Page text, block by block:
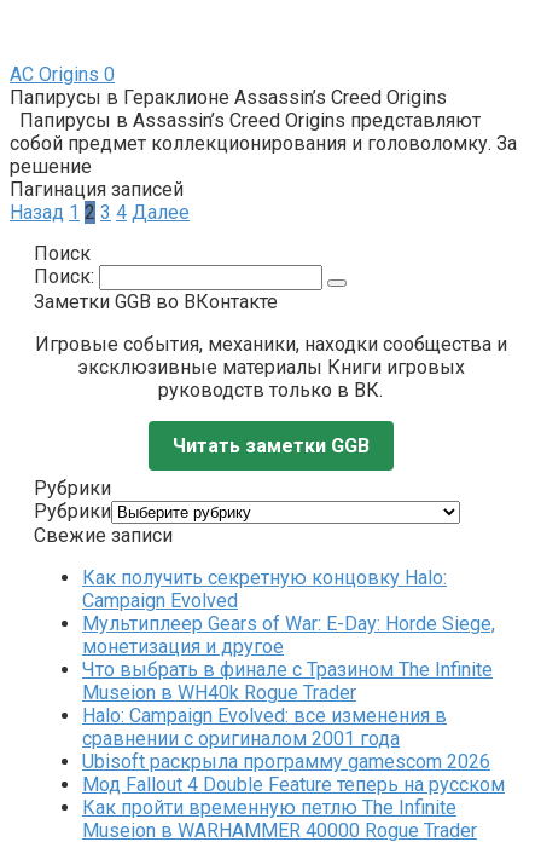
AС Origins 0
Папирусы в Гераклионе Assassin’s Creed Origins
Папирусы в Assassin’s Creed Origins представляют
собой предмет коллекционирования и головоломку. За
решение
Пагинация записей
Назад 1 2 3 4 Далее
Поиск
Поиск:
Заметки GGB во ВКонтакте
Игровые события, механики, находки сообщества и
эксклюзивные материалы Книги игровых
руководств только в ВК.
Читать заметки GGB
Рубрики
Рубрики
Свежие записи
Как получить секретную концовку Halo:
Campaign Evolved
Мультиплеер Gears of War: E-Day: Horde Siege,
монетизация и другое
Что выбрать в финале с Тразином The Infinite
Museion в WH40k Rogue Trader
Halo: Campaign Evolved: все изменения в
сравнении с оригиналом 2001 года
Ubisoft раскрыла программу gamescom 2026
Мод Fallout 4 Double Feature теперь на русском
Как пройти временную петлю The Infinite
Museion в WARHAMMER 40000 Rogue Trader